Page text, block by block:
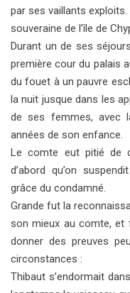
par ses vaillants exploits.
souveraine de l’île de
Durant un de ses
première cour du palais
du fouet à un pauvre
la nuit jusque dans les
de ses femmes, avec
années de son enfance.
Le comte eut pitié de
d’abord qu’on
grâce du condamné.
Grande fut la
son mieux au comte, et
donner des preuves
circonstances :
Thibaut s’endormait